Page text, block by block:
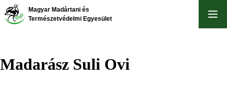
Ugrás
Magyar Madártani és
Természetvédelmi Egyesület
Madarász Suli Ovi